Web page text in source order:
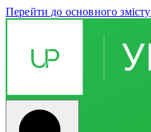
Перейти до основного змісту